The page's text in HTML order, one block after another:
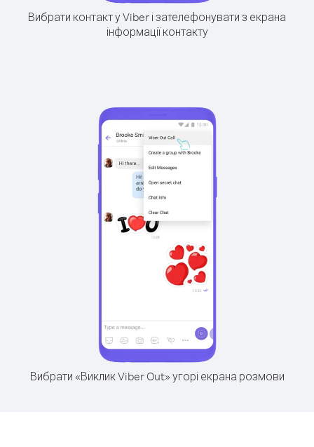
Вибрати контакт у Viber і зателефонувати з екрана
інформації контакту
Вибрати «Виклик Viber Out» угорі екрана розмови